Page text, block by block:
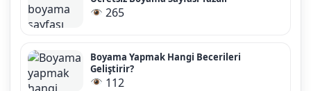
265
Boyama Yapmak Hangi Becerileri
Geliştirir?
112